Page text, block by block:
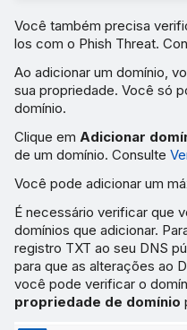
Você também precisa
los com o Phish Threat.
Ao adicionar um domínio,
sua propriedade. Você só
domínio.
Clique em Adicionar
de um domínio. Consulte
Você pode adicionar um
É necessário verificar que
domínios que adicionar.
registro TXT ao seu DNS
para que as alterações ao
você pode verificar o
propriedade de domínio